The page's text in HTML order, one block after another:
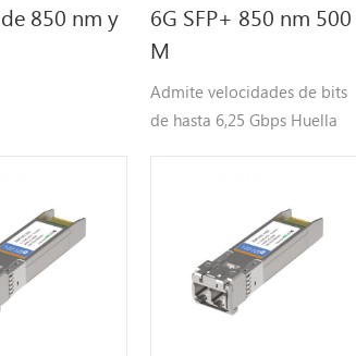
850 nm y
6G SFP+ 850 nm 500
M
Admite velocidades de bits
de hasta 6,25 Gbps Huella
fotodiodo PIN, Hasta 500 m
para transmisión OM4-MMF
Compatible con SFP+ MSA y
SFF-8472 con receptáculo LC
dúplex Compatible con RoHS